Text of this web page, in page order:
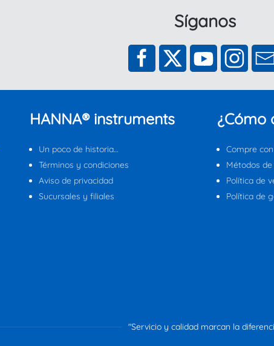
Síganos
HANNA® instruments
Un poco de historia…
Términos y condiciones
Aviso de privacidad
Sucursales y filiales
¿Cómo
Compre
Métodos
Política de
Política de
"Servicio y calidad marcan la